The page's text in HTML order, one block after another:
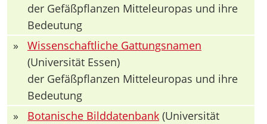
der Gefäßpflanzen Mitteleuropas und ihre
Bedeutung
»
Wissenschaftliche Gattungsnamen
(Universität Essen)
der Gefäßpflanzen Mitteleuropas und ihre
Bedeutung
»
Botanische Bilddatenbank (Universität